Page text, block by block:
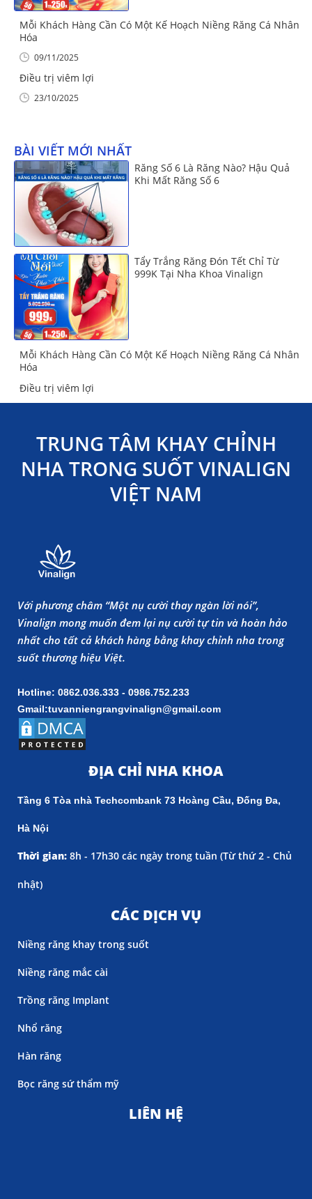
Mỗi Khách Hàng Cần Có Một Kế Hoạch Niềng Răng Cá Nhân
Hóa
09/11/2025
Điều trị viêm lợi
23/10/2025
BÀI VIẾT MỚI NHẤT
Răng Số 6 Là Răng Nào? Hậu Quả
Khi Mất Răng Số 6
Tẩy Trắng Răng Đón Tết Chỉ Từ
999K Tại Nha Khoa Vinalign
Mỗi Khách Hàng Cần Có Một Kế Hoạch Niềng Răng Cá Nhân
Hóa
Điều trị viêm lợi
TRUNG TÂM KHAY CHỈNH
NHA TRONG SUỐT VINALIGN
VIỆT NAM
Với phương châm “Một nụ cười thay ngàn lời nói”,
Vinalign mong muốn đem lại nụ cười tự tin và hoàn hảo
nhất cho tất cả khách hàng bằng khay chỉnh nha trong
suốt thương hiệu Việt.
Hotline: 0862.036.333 - 0986.752.233
Gmail:tuvanniengrangvinalign@gmail.com
ĐỊA CHỈ NHA KHOA
Tầng 6 Tòa nhà Techcombank 73 Hoàng Cầu, Đống Đa,
Hà Nội
Thời gian: 8h - 17h30 các ngày trong tuần (Từ thứ 2 - Chủ
nhật)
CÁC DỊCH VỤ
Niềng răng khay trong suốt
Niềng răng mắc cài
Trồng răng Implant
Nhổ răng
Hàn răng
Bọc răng sứ thẩm mỹ
LIÊN HỆ